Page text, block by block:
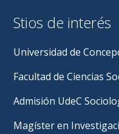
Stios de interés
Universidad de
Facultad de Ciencias
Admisión UdeC
Magíster en